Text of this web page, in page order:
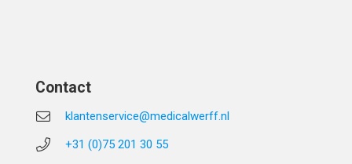
Contact
klantenservice@medicalwerff.nl
+31 (0)75 201 30 55